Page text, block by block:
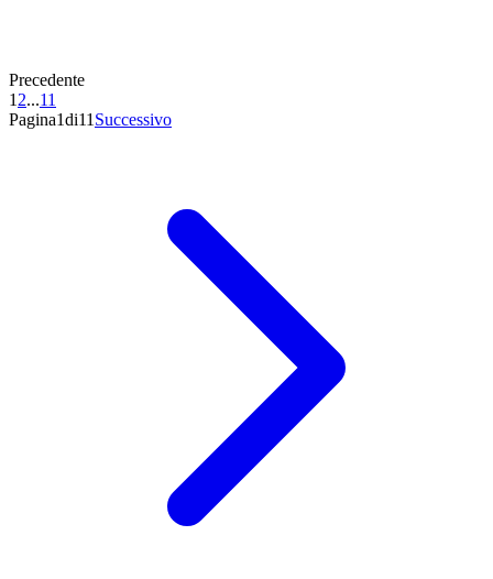
Precedente
1 2...11
Pagina1di11 Successivo